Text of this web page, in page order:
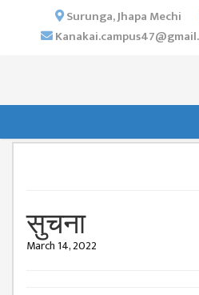
INSTITUTIONAL
MAJOR
STRATEGIES
Surunga, Jhapa Mechi
सुचना
March 14, 2022